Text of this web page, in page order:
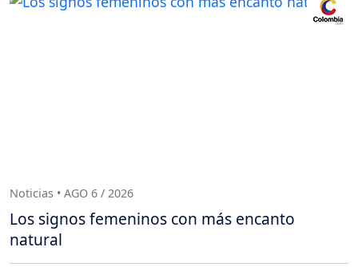
Noticias • AGO 6 / 2026
Los signos femeninos con más encanto
natural